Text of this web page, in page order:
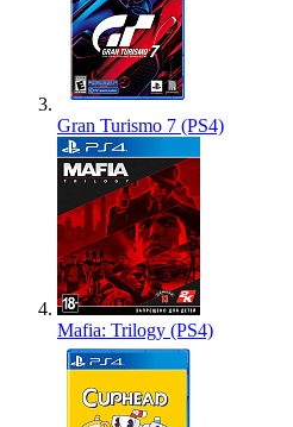
Gran Turismo 7 (PS4)
Mafia: Trilogy (PS4)